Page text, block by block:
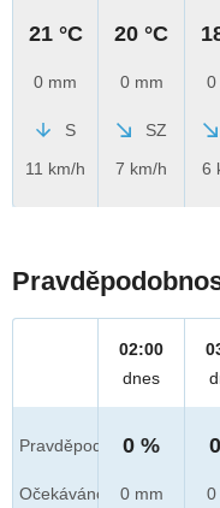
21 °C
0 mm
S
11 km/h
20 °C
0 mm
SZ
7 km/h
0
6
Pravděpod.
Očekáváno
02:00
dnes
0 %
0 mm 0